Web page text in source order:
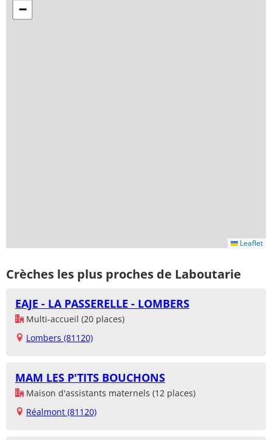
−
Leaflet
Crèches les plus proches de Laboutarie
EAJE - LA PASSERELLE - LOMBERS
Multi-accueil (20 places)
Lombers (81120)
MAM LES P'TITS BOUCHONS
Maison d'assistants maternels (12 places)
Réalmont (81120)